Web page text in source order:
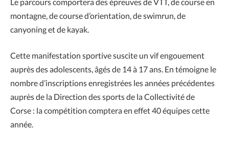
montagne, de course d’orientation, de swimrun, de
canyoning et de kayak.
Cette manifestation sportive suscite un vif engouement
auprès des adolescents, âgés de 14 à 17 ans. En témoigne le
nombre d’inscriptions enregistrées les années précédentes
auprès de la Direction des sports de la Collectivité de
Corse : la compétition comptera en effet 40 équipes cette
année.